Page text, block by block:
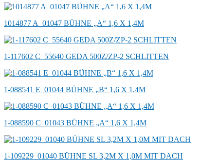
1014877 A_01047 BÜHNE „A“ 1,6 X 1,4M
1-117602 C_55640 GEDA 500Z/ZP-2 SCHLITTEN
1-088541 E_01044 BÜHNE „B“ 1,6 X 1,4M
1-088590 C_01043 BÜHNE „A“ 1,6 X 1,4M
1-109229_01040 BÜHNE SL 3,2M X 1,0M MIT DACH